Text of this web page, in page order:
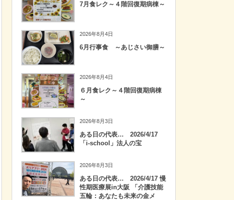
7月食レク～４階回復期病棟～
2026年8月4日
6月行事食 ～あじさい御膳～
2026年8月4日
６月食レク～４階回復期病棟
～
2026年8月3日
ある日の代表… 2026/4/17
「i-school」法人の宝
2026年8月3日
ある日の代表… 2026/4/17 慢
性期医療展in大阪 「介護技能
五輪：あなたも未来の金メ